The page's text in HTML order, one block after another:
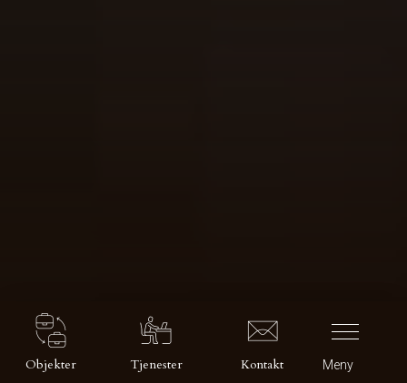
Objekter Tjenester Kontakt Meny